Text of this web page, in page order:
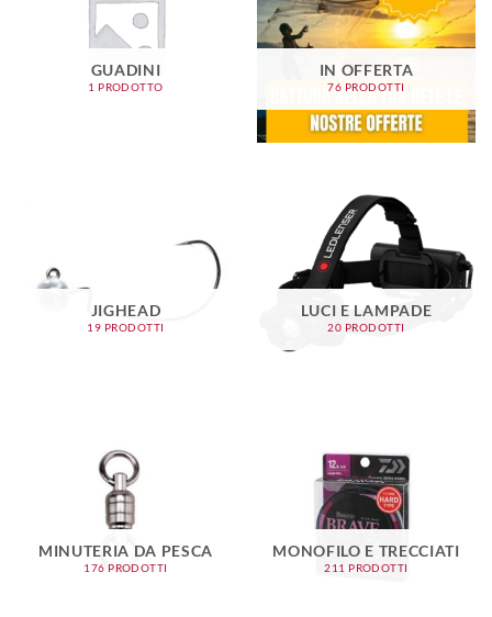
GUADINI
1 PRODOTTO
IN OFFERTA
76 PRODOTTI
JIGHEAD
19 PRODOTTI
LUCI E LAMPADE
20 PRODOTTI
MINUTERIA DA PESCA
176 PRODOTTI
MONOFILO E TRECCIATI
211 PRODOTTI